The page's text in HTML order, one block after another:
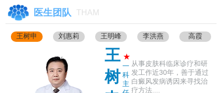
医生团队 THAM
王树申 刘惠莉 王明峰 李洪燕 高霞
王
树
★
一
科
主
从事皮肤科临床诊疗和研
发工作近30年，善于通过
白癜风发病诱因来寻找治
疗方法....